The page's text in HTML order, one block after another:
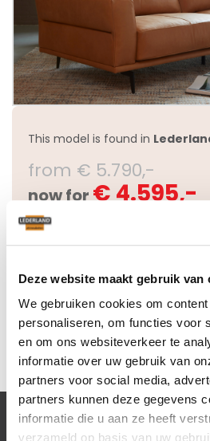
Deze website maakt gebruik van
We gebruiken cookies om
personaliseren, om functies voor
en om ons websiteverkeer te
informatie over uw gebruik van
partners voor social media,
partners kunnen deze gegevens
informatie die u aan ze heeft
verzameld op basis van uw
This model is found in
from € 5.790,-
now for€ 4.595,-
Questions about